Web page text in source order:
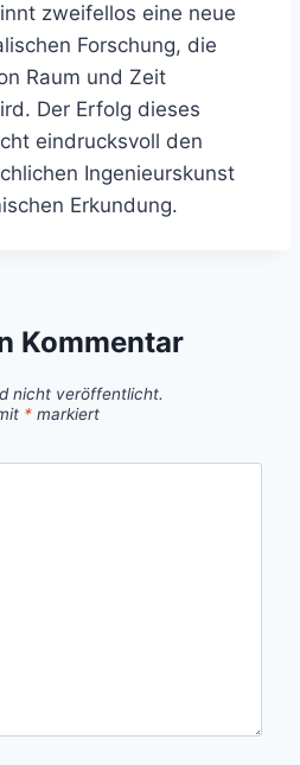
zweifellos eine neue
Forschung, die
Raum und Zeit
Der Erfolg dieses
eindrucksvoll den
Ingenieurskunst
Erkundung.
Kommentar
nicht veröffentlicht.
* markiert